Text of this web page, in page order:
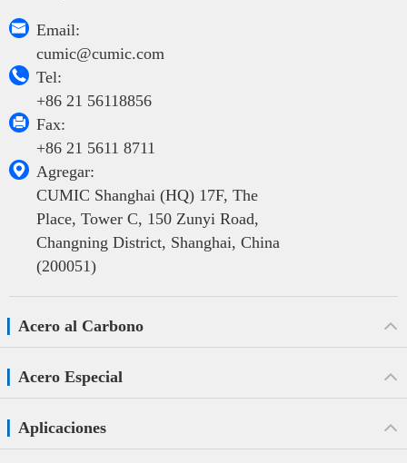

Email:
cumic@cumic.com

Tel:
+86 21 56118856

Fax:
+86 21 5611 8711

Agregar:
CUMIC Shanghai (HQ) 17F, The
Place, Tower C, 150 Zunyi Road,
Changning District, Shanghai, China
(200051)
Acero al Carbono
Acero Especial
Aplicaciones